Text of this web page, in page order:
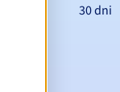
30 dni